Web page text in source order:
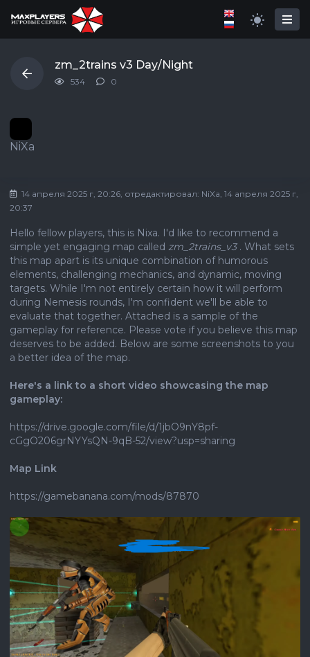
zm_2trains v3 Day/Night
534 0
NiXa
14 апреля 2025 г, 20:26, отредактировал: NiXa, 14 апреля 2025 г,
20:37
Hello fellow players, this is Nixa. I'd like to recommend a
simple yet engaging map called zm_2trains_v3. What sets
this map apart is its unique combination of humorous
elements, challenging mechanics, and dynamic, moving
targets. While I'm not entirely certain how it will perform
during Nemesis rounds, I'm confident we'll be able to
evaluate that together. Attached is a sample of the
gameplay for reference. Please vote if you believe this map
deserves to be added. Below are some screenshots to you
a better idea of ​​the map.
Here's a link to a short video showcasing the map
gameplay:
https://drive.google.com/file/d/1jbO9nY8pf-
cGgO206grNYYsQN-9qB-52/view?usp=sharing
Map Link
https://gamebanana.com/mods/87870